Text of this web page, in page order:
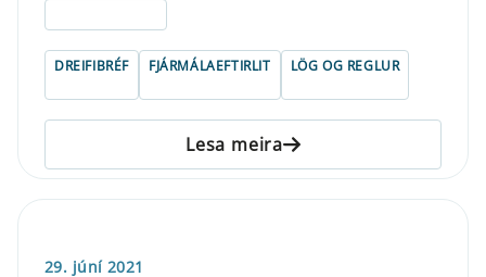
DREIFIBRÉF FJÁRMÁLAEFTIRLIT LÖG OG REGLUR
Lesa meira
29. júní 2021